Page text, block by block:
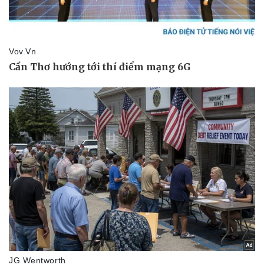
Pháp luật
Vụ án
Tin nóng
Tư vấn luật
Quân sự - Quốc phòng
Vũ khí
Việt Nam
Phân tích